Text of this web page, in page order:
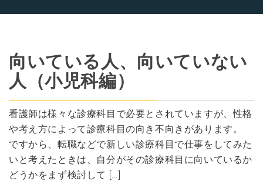
向いている人、向いていない
人（小児科編）
看護師は様々な診療科目で必要とされていますが、性格
や考え方によって診療科目の向き不向きがあります。
ですから、転職などで新しい診療科目で仕事をしてみた
いと考えたときは、自分がその診療科目に向いているか
どうかをまず検討して […]